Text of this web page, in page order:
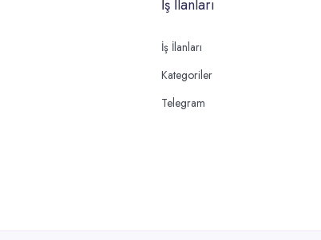
İş İlanları
İş İlanları
Kategoriler
Telegram